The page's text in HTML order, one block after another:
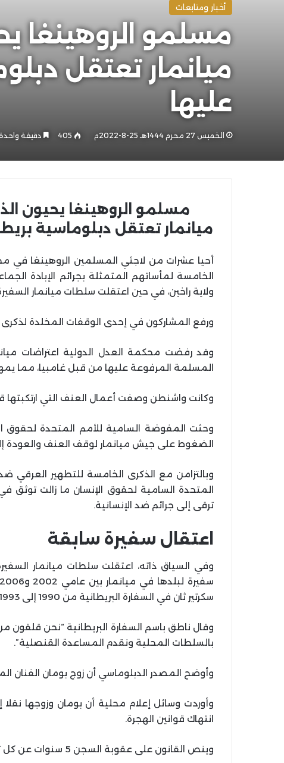
أخبار ومتابعات
مسلمو الروهينغا
ميانمار تعتقل
عليها
الخميس 27 محرم 1444هـ 25-8-2022م 405 دقيقة
مسلمو الروهينغا يحيون
ميانمار تعتقل دبلوماسية
أحيا عشرات من لاجئي المسلمين الروهينغا في
الخامسة لمأساتهم المتمثلة بجرائم الإبادة
ولاية راخين، في حين اعتقلت سلطات ميانمار
ورفع المشاركون في إحدى الوقفات المخلدة لذكرى
وقد رفضت محكمة العدل الدولية اعتراضات
المسلمة المرفوعة عليها من قبل غامبيا، مما
وكانت واشنطن وصفت أعمال العنف التي ارتكبتها
وحثت المفوضة السامية للأمم المتحدة لحقوق
الضغوط على جيش ميانمار لوقف العنف والعودة
وبالتزامن مع الذكرى الخامسة للتطهير العرقي
المتحدة السامية لحقوق الإنسان ما زالت توثق
ترقى إلى جرائم ضد الإنسانية.
اعتقال سفيرة سابقة
وفي السياق ذاته، اعتقلت سلطات ميانمار
سكرتير ثان في السفارة البريطانية من 1990 إلى 1993.
وقال ناطق باسم السفارة البريطانية “نحن قلقون
بالسلطات المحلية ونقدم المساعدة القنصلية”.
وأوضح المصدر الدبلوماسي أن زوج بومان الفنان
وأوردت وسائل إعلام محلية أن بومان وزوجها
انتهاك قوانين الهجرة.
وينص القانون على عقوبة السجن 5 سنوات عن كل تهمة من هذا النوع.